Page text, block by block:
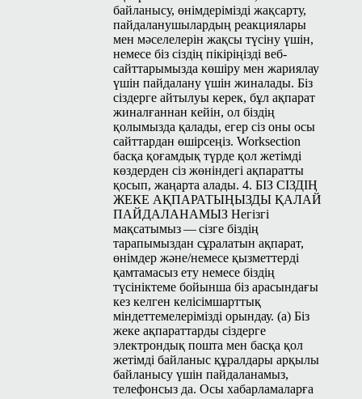
байланысу, өнімдерімізді жақсарту,
пайдаланушылардың реакциялары
мен мәселелерін жақсы түсіну үшін,
немесе біз сіздің пікіріңізді веб-
сайттарымызда көшіру мен жариялау
үшін пайдалану үшін жиналады. Біз
сіздерге айтылуы керек, бұл ақпарат
жиналғаннан кейін, ол біздің
қолымызда қалады, егер сіз оны осы
сайттардан өшірсеңіз. Work­sec­tion
басқа қоғамдық түрде қол жетімді
көздерден сіз жөніндегі ақпаратты
қосып, жаңарта алады. 4. БІЗ СІЗДІҢ
ЖЕКЕ АҚПАРАТЫҢЫЗДЫ ҚАЛАЙ
ПАЙДАЛАНАМЫЗ Негізгі
мақсатымыз — сізге біздің
тарапымыздан сұралатын ақпарат,
өнімдер және/немесе қызметтерді
қамтамасыз ету немесе біздің
түсініктеме бойынша біз арасындағы
кез келген келісімшарттық
міндеттемелерімізді орындау. (a) Біз
жеке ақпараттарды сіздерге
электрондық пошта мен басқа қол
жетімді байланыс құралдары арқылы
байланысу үшін пайдаланамыз,
телефонсыз да. Осы хабарламаларға